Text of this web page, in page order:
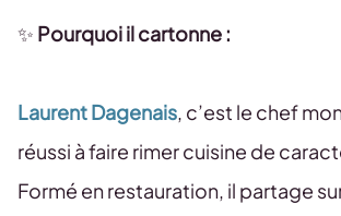
✨ Pourquoi il cartonne :
Laurent Dagenais, c’est le chef
réussi à faire rimer cuisine de
Formé en restauration, il partage